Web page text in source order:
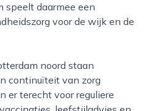
speelt daarmee een
voor de wijk en de
continuïteit van zorg
er terecht voor reguliere